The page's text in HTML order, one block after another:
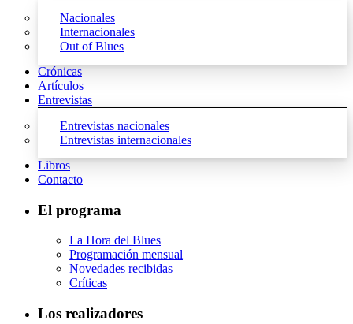
Nacionales
Internacionales
Out of Blues
Crónicas
Artículos
Entrevistas
Entrevistas nacionales
Entrevistas internacionales
Libros
Contacto
El programa
La Hora del Blues
Programación mensual
Novedades recibidas
Críticas
Los realizadores